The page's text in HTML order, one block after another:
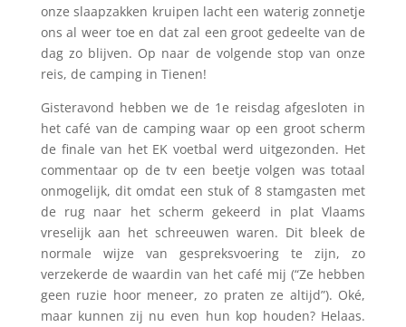
onze slaapzakken kruipen lacht een waterig zonnetje
ons al weer toe en dat zal een groot gedeelte van de
dag zo blijven. Op naar de volgende stop van onze
reis, de camping in Tienen!
Gisteravond hebben we de 1e reisdag afgesloten in
het café van de camping waar op een groot scherm
de finale van het EK voetbal werd uitgezonden. Het
commentaar op de tv een beetje volgen was totaal
onmogelijk, dit omdat een stuk of 8 stamgasten met
de rug naar het scherm gekeerd in plat Vlaams
vreselijk aan het schreeuwen waren. Dit bleek de
normale wijze van gespreksvoering te zijn, zo
verzekerde de waardin van het café mij (“Ze hebben
geen ruzie hoor meneer, zo praten ze altijd”). Oké,
maar kunnen zij nu even hun kop houden? Helaas.